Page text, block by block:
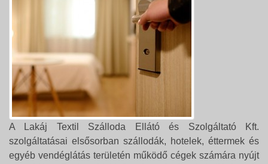
A Lakáj Textil Szálloda Ellátó és Szolgáltató Kft.
szolgáltatásai elsősorban szállodák, hotelek, éttermek és
egyéb vendéglátás területén működő cégek számára nyújt